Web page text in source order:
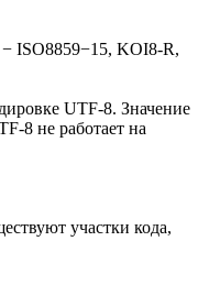
ISO8859−15, KOI8-R,
UTF-8. Значение
8 не работает на
участки кода,